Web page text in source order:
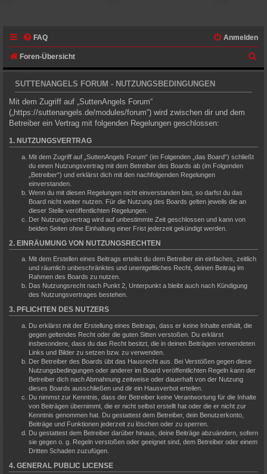
FAQ Anmelden
Foren-Übersicht
u
SUTTENANGELS FORUM - NUTZUNGSBEDINGUNGEN
Mit dem Zugriff auf „SuttenAngels Forum“
(„https://suttenangels.de/modules/forum“) wird zwischen dir und dem
Betreiber ein Vertrag mit folgenden Regelungen geschlossen:
1. NUTZUNGSVERTRAG
Mit dem Zugriff auf „SuttenAngels Forum“ (im Folgenden „das Board“) schließt
du einen Nutzungsvertrag mit dem Betreiber des Boards ab (im Folgenden
„Betreiber“) und erklärst dich mit den nachfolgenden Regelungen
einverstanden.
Wenn du mit diesen Regelungen nicht einverstanden bist, so darfst du das
Board nicht weiter nutzen. Für die Nutzung des Boards gelten jeweils die an
dieser Stelle veröffentlichten Regelungen.
Der Nutzungsvertrag wird auf unbestimmte Zeit geschlossen und kann von
beiden Seiten ohne Einhaltung einer Frist jederzeit gekündigt werden.
2. EINRÄUMUNG VON NUTZUNGSRECHTEN
Mit dem Erstellen eines Beitrags erteilst du dem Betreiber ein einfaches, zeitlich
und räumlich unbeschränktes und unentgeltliches Recht, deinen Beitrag im
Rahmen des Boards zu nutzen.
Das Nutzungsrecht nach Punkt 2, Unterpunkt a bleibt auch nach Kündigung
des Nutzungsvertrages bestehen.
3. PFLICHTEN DES NUTZERS
Du erklärst mit der Erstellung eines Beitrags, dass er keine Inhalte enthält, die
gegen geltendes Recht oder die guten Sitten verstoßen. Du erklärst
insbesondere, dass du das Recht besitzt, die in deinen Beiträgen verwendeten
Links und Bilder zu setzen bzw. zu verwenden.
Der Betreiber des Boards übt das Hausrecht aus. Bei Verstößen gegen diese
Nutzungsbedingungen oder anderer im Board veröffentlichten Regeln kann der
Betreiber dich nach Abmahnung zeitweise oder dauerhaft von der Nutzung
dieses Boards ausschließen und dir ein Hausverbot erteilen.
Du nimmst zur Kenntnis, dass der Betreiber keine Verantwortung für die Inhalte
von Beiträgen übernimmt, die er nicht selbst erstellt hat oder die er nicht zur
Kenntnis genommen hat. Du gestattest dem Betreiber, dein Benutzerkonto,
Beiträge und Funktionen jederzeit zu löschen oder zu sperren.
Du gestattest dem Betreiber darüber hinaus, deine Beiträge abzuändern, sofern
sie gegen o. g. Regeln verstoßen oder geeignet sind, dem Betreiber oder einem
Dritten Schaden zuzufügen.
4. GENERAL PUBLIC LICENSE